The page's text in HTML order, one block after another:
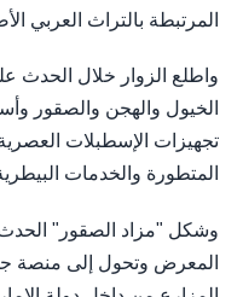
المرتبطة بالتراث العربي
واطلع الزوار خلال
الخيول والهجن والصقور
تجهيزات الإسطبلات
المتطورة والخدمات
وشكل "مزاد الصقور" الحدث
المعرض وتحول إلى منصة